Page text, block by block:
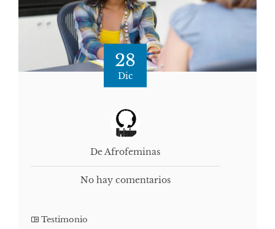
28
Dic
De Afrofeminas
No hay comentarios
Testimonio